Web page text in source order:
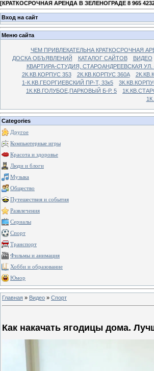
[КРАТКОСРОЧНАЯ АРЕНДА В ЗЕЛЕНОГРАДЕ 8 965
Вход на сайт
Меню сайта
ЧЕМ ПРИВЛЕКАТЕЛЬНА КРАТКОСРОЧНАЯ
ДОСКА ОБЪЯВЛЕНИЙ
КАТАЛОГ САЙТОВ ВИДЕО
КВАРТИРА-СТУДИЯ, СТАРОАНДРЕЕВСКАЯ УЛ.
2К.КВ.КОРПУС 353
2К.КВ.КОРПУС 360А
1-К.КВ.ГЕОРГИЕВСКИЙ ПР-Т, 33к5
1К.КВ.ГОЛУБОЕ,ПАРКОВЫЙ Б-Р. 5
Categories
Другое
Компьютерные игры
Красота и здоровье
Люди и блоги
Музыка
Общество
Путешествия и события
Развлечения
Сериалы
Спорт
Транспорт
Фильмы и анимация
Хобби и образование
Юмор
Главная » Видео » Спорт
Как накачать ягодицы дома.